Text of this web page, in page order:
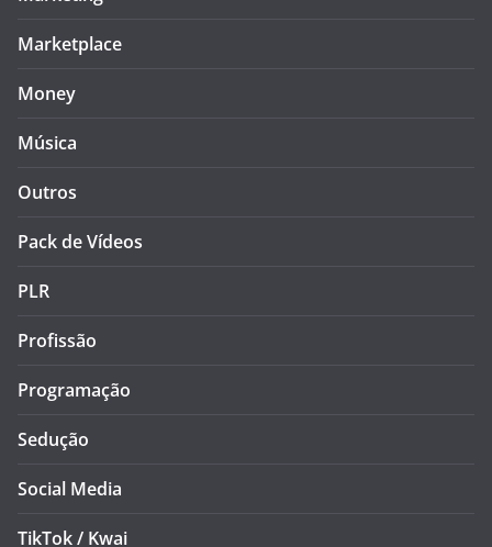
Marketplace
Money
Música
Outros
Pack de Vídeos
PLR
Profissão
Programação
Sedução
Social Media
TikTok / Kwai